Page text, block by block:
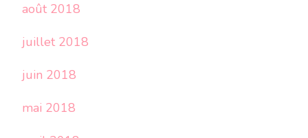
août 2018
juillet 2018
juin 2018
mai 2018